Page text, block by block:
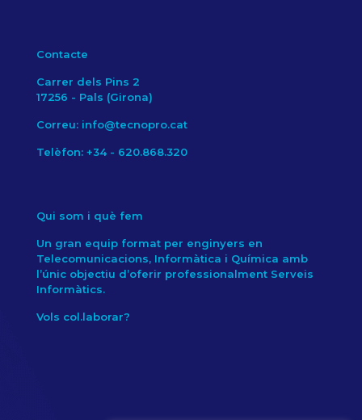
Contacte
Carrer dels Pins 2
17256 - Pals (Girona)
Correu: info@tecnopro.cat
Telèfon: +34 - 620.868.320
Qui som i què fem
Un gran equip format per enginyers en
Telecomunicacions, Informàtica i Química amb
l’únic objectiu d’oferir professionalment Serveis
Informàtics.
Vols col.laborar?